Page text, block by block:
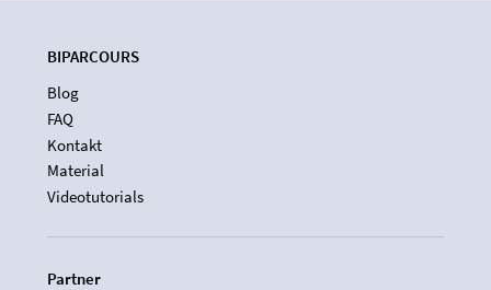
BIPARCOURS
Blog
FAQ
Kontakt
Material
Videotutorials
Partner